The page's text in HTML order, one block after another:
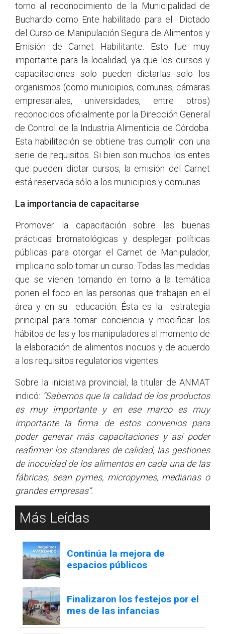
torno al reconocimiento de la Municipalidad de
Buchardo como Ente habilitado para el Dictado
del Curso de Manipulación Segura de Alimentos y
Emisión de Carnet Habilitante. Esto fue muy
importante para la localidad, ya que los cursos y
capacitaciones solo pueden dictarlas solo los
organismos (como municipios, comunas, cámaras
empresariales, universidades, entre otros)
reconocidos oficialmente por la Dirección General
de Control de la Industria Alimenticia de Córdoba.
Esta habilitación se obtiene tras cumplir con una
serie de requisitos. Si bien son muchos los entes
que pueden dictar cursos, la emisión del Carnet
está reservada sólo a los municipios y comunas.
La importancia de capacitarse
Promover la capacitación sobre las buenas
prácticas bromatológicas y desplegar políticas
públicas para otorgar el Carnet de Manipulador,
implica no solo tomar un curso. Todas las medidas
que se vienen tomando en torno a la temática
ponen el foco en las personas que trabajan en el
área y en su educación. Ésta es la estrategia
principal para tomar conciencia y modificar los
hábitos de las y los manipuladores al momento de
la elaboración de alimentos inocuos y de acuerdo
a los requisitos regulatorios vigentes.
Sobre la iniciativa provincial, la titular de ANMAT
indicó: “Sabemos que la calidad de los productos
es muy importante y en ese marco es muy
importante la firma de estos convenios para
poder generar más capacitaciones y así poder
reafirmar los standares de calidad, las gestiones
de inocuidad de los alimentos en cada una de las
fábricas, sean pymes, micropymes, medianas o
grandes empresas”.
Más Leídas